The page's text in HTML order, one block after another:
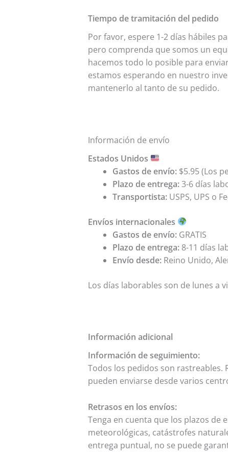
Tiempo de tramitación del pedido
Por favor, espere 1-2 días hábiles
pero comprenda que somos un
hacemos todo lo posible para
estamos esperando en nuestro
mantenerlo al tanto de su pedido.
Información de envío
Estados Unidos
Gastos de envío: $5.95 (Los
Plazo de entrega:3-6 días
Transportista: USPS, UPS o
Envíos internacionales
Gastos de envío: GRATIS
Plazo de entrega: 8-11 días
Envío desde: Reino Unido,
Los días laborables son de lunes a
Información adicional
Información de seguimiento:
Todos los pedidos son rastreables.
pueden enviarse desde varios
Retrasos en los envíos:
Tenga en cuenta que los plazos
meteorológicas, catástrofes
entrega puntual, no se puede